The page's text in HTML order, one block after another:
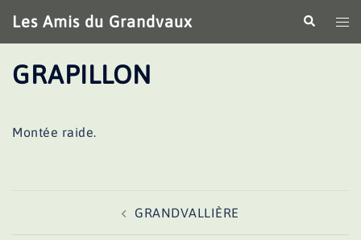
au
contenu
Les Amis du Grandvaux
le
GRAPILLON
Montée raide.
GRANDVALLIÈRE